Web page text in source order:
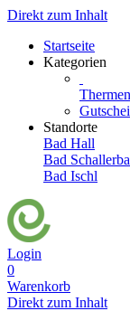
Direkt zum Inhalt
Startseite
Kategorien
Standorte
Bad Hall
Bad
Bad Ischl
Login
0
Warenkorb
Direkt zum Inhalt